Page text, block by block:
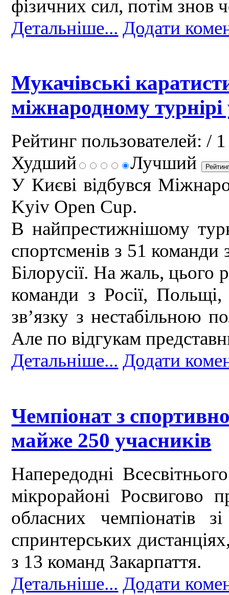
фізичних сил, потім знов
Детальніше... Додати
Мукачівські
міжнародному турнірі
Рейтинг пользователей: / 1
Худший
Лучший
У Києві відбувся
Kyiv Open Cup.
В найпрестижнішому
спортсменів з 51 команди
Білорусії. На жаль, цього
команди з Росії,
зв’язку з нестабільною
Але по відгукам
Детальніше... Додати
Чемпіонат з
майже 250 учасників
Напередодні
мікрорайоні Росвигово
обласних чемпіонатів
спринтерських
з 13 команд Закарпаття.
Детальніше... Додати